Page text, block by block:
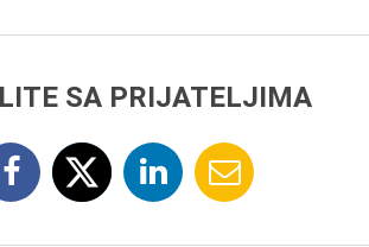
SA PRIJATELJIMA